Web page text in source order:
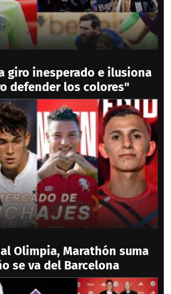
giro inesperado e ilusiona
defender los colores"
Olimpia, Marathón suma
se va del Barcelona